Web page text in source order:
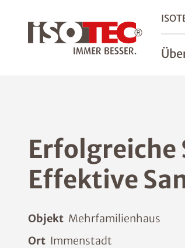
Effektive
Objekt Mehrfamilienhaus
Ort Immenstadt